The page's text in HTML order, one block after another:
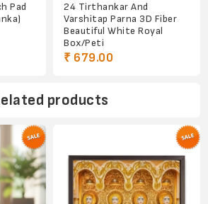
Pad
24 Tirthankar And
Varshitap Parna 3D Fiber
Beautiful White Royal
Box/Peti
₹ 679.00
products